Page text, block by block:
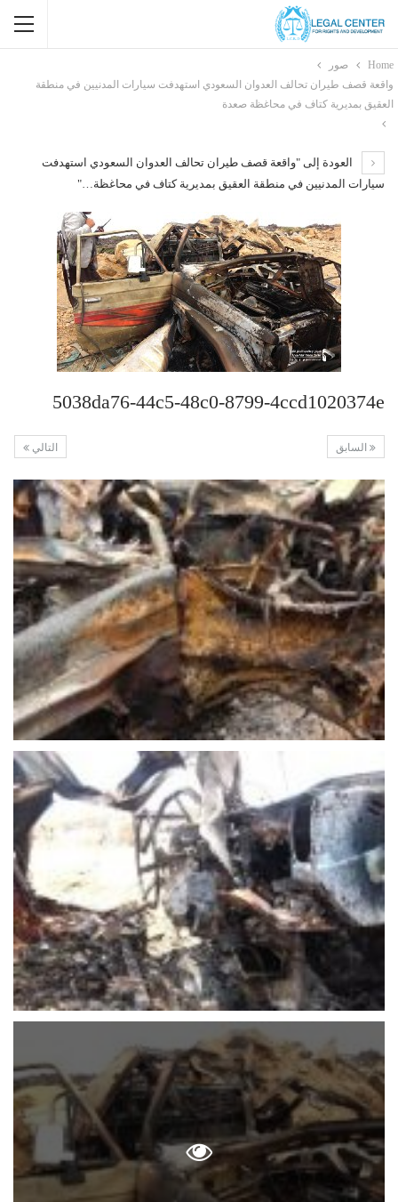
Home
صور
واقعة قصف طيران تحالف العدوان السعودي استهدفت سيارات المدنيين في منطقة
العقيق بمديرية كتاف في محاغظة صعدة
العودة إلى "واقعة قصف طيران تحالف العدوان السعودي استهدفت
سيارات المدنيين في منطقة العقيق بمديرية كتاف في محاغظة…"
5038da76-44c5-48c0-8799-4ccd1020374e
التالي السابق